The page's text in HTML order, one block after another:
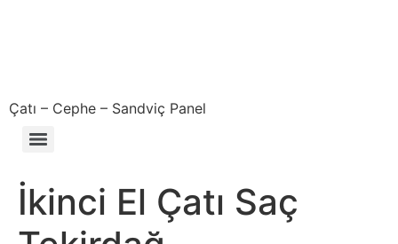
Çatı – Cephe – Sandviç Panel
İkinci El Çatı Saç